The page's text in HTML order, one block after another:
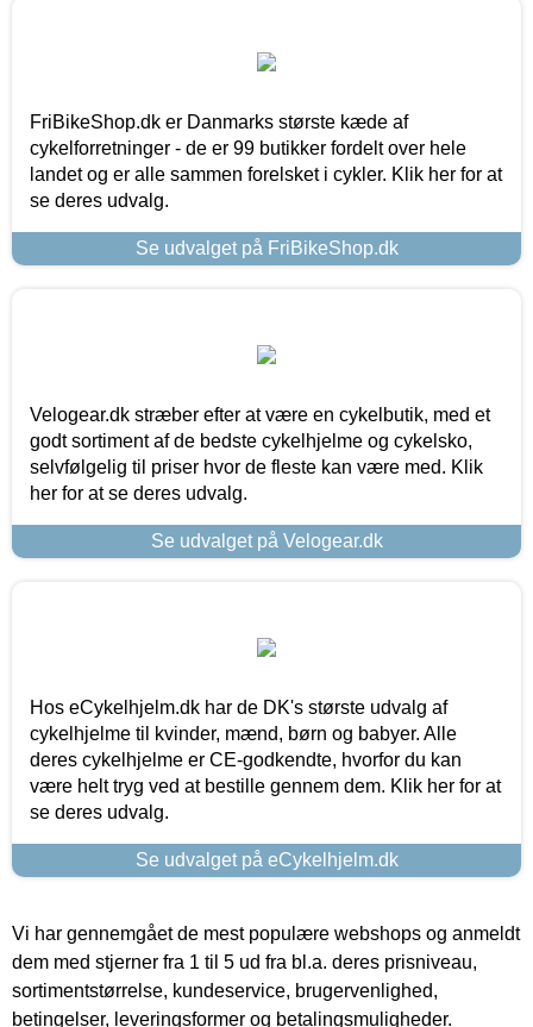
FriBikeShop.dk er Danmarks største kæde af
cykelforretninger - de er 99 butikker fordelt over hele
landet og er alle sammen forelsket i cykler. Klik her for at
se deres udvalg.
Se udvalget på FriBikeShop.dk
Velogear.dk stræber efter at være en cykelbutik, med et
godt sortiment af de bedste cykelhjelme og cykelsko,
selvfølgelig til priser hvor de fleste kan være med. Klik
her for at se deres udvalg.
Se udvalget på Velogear.dk
Hos eCykelhjelm.dk har de DK's største udvalg af
cykelhjelme til kvinder, mænd, børn og babyer. Alle
deres cykelhjelme er CE-godkendte, hvorfor du kan
være helt tryg ved at bestille gennem dem. Klik her for at
se deres udvalg.
Se udvalget på eCykelhjelm.dk
Vi har gennemgået de mest populære webshops og anmeldt
dem med stjerner fra 1 til 5 ud fra bl.a. deres prisniveau,
sortimentstørrelse, kundeservice, brugervenlighed,
betingelser, leveringsformer og betalingsmuligheder.